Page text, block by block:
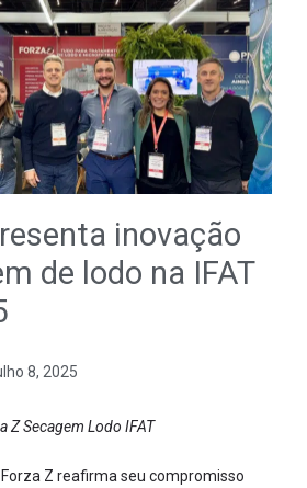
inovação
de lodo na IFAT
8, 2025
Z Secagem Lodo IFAT
Forza Z reafirma seu compromisso